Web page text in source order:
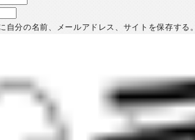
分の名前、メールアドレス、サイトを保存する。